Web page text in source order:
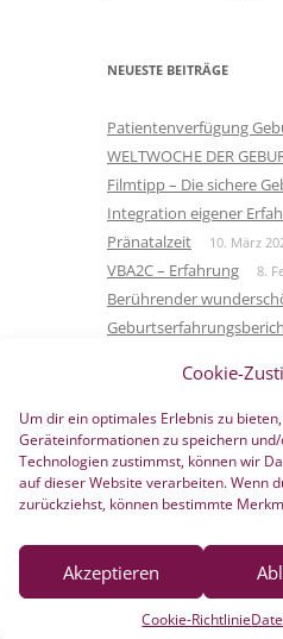
Cookie-
Um dir ein optimales Erlebnis zu
Geräteinformationen zu speichern
Technologien zustimmst, können wir
auf dieser Website verarbeiten. Wenn
zurückziehst, können bestimmte
Akzeptieren
Cookie-Richtlinie
NEUESTE BEITRÄGE
Patientenverfügung
WELTWOCHE DER
Filmtipp – Die sichere
Integration eigener
Pränatalzeit
10. März
VBA2C – Erfahrung 8.
Berührender
HÄNDE WEG vom
Geburtsvorbereitung